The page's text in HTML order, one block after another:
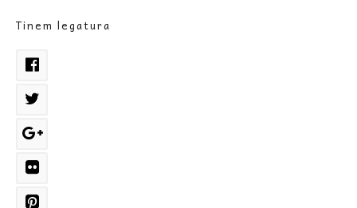
Tinem legatura